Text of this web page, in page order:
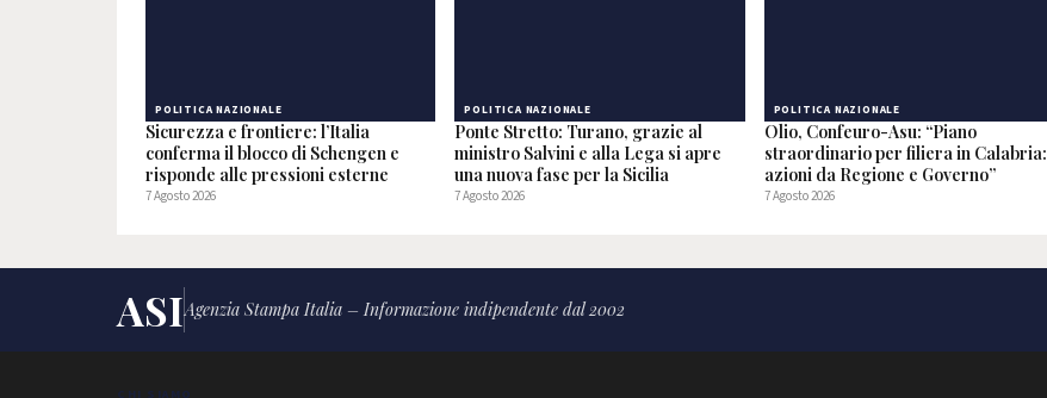
POLITICA NAZIONALE
Sicurezza e frontiere: l’Italia
conferma il blocco di Schengen e
risponde alle pressioni esterne
7 Agosto 2026
POLITICA NAZIONALE
Ponte Stretto: Turano, grazie al
ministro Salvini e alla Lega si apre
una nuova fase per la Sicilia
7 Agosto 2026
POLITICA NAZIONALE
Olio, Confeuro-Asu: “Piano
straordinario per filiera in Calabria:
azioni da Regione e Governo”
7 Agosto 2026
ASIAgenzia Stampa Italia – Informazione indipendente dal 2002
CHI SIAMO